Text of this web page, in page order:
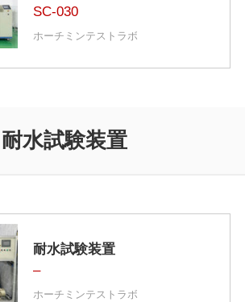
SC-030
ホーチミンテストラボ
耐水試験装置
耐水試験装置
–
ホーチミンテストラボ